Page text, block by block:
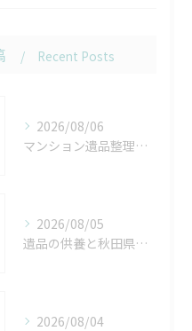
Recent Posts
2026/08/06
マンション遺品整理流れを秋田県秋田市の実例と自治体ルールでトラブルなく進める手順
2026/08/05
遺品の供養と秋田県にかほ市で心に寄り添う整理の進め方ガイド
2026/08/04